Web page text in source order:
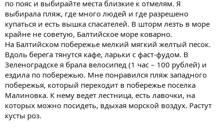
по пояс и выбирайте места близкие к отмелям. Я
выбирала пляж, где много людей и где разрешено
купаться и есть вышка спасателей. В шторм лезть в море
крайне не советую, Балтийское море коварно.
На Балтийском побережье мелкий мягкий желтый песок.
Вдоль берега тянутся кафе, ларьки с фаст-фудом. В
Зеленоградске я брала велосипед (1 час – 100 рублей) и
ездила по побережью. Мне понравился пляж западного
побережья, который переходит в побережье поселка
Малиновка. К нему ведет лестница, есть лавочки, на
которых можно посидеть, вдыхая морской воздух. Растут
кусты роз.